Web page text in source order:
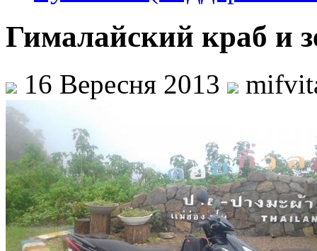
Гималайский краб и
16 Вересня 2013